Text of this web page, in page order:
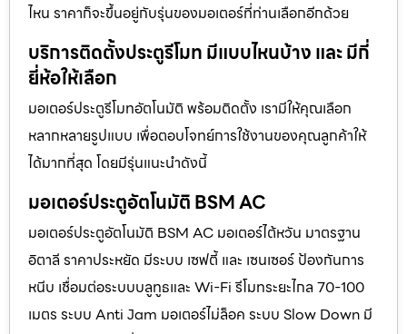
ไหน ราคาก็จะขึ้นอยู่กับรุ่นของมอเตอร์ที่ท่านเลือกอีกด้วย
บริการติดตั้งประตูรีโมท มีแบบไหนบ้าง และ มีกี่
ยี่ห้อให้เลือก
มอเตอร์ประตูรีโมทอัตโนมัติ พร้อมติดตั้ง เรามีให้คุณเลือก
หลากหลายรูปแบบ เพื่อตอบโจทย์การใช้งานของคุณลูกค้าให้
ได้มากที่สุด โดยมีรุ่นแนะนำดังนี้
มอเตอร์ประตูอัตโนมัติ BSM AC
มอเตอร์ประตูอัตโนมัติ BSM AC มอเตอร์ไต้หวัน มาตรฐาน
อิตาลี ราคาประหยัด มีระบบ เซฟตี้ และ เซนเซอร์ ป้องกันการ
หนีบ เชื่อมต่อระบบบลูทูธและ Wi-Fi รีโมทระยะไกล 70-100
เมตร ระบบ Anti Jam มอเตอร์ไม่ล็อค ระบบ Slow Down มี